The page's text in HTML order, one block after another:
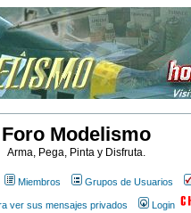
Foro Modelismo
Arma, Pega, Pinta y Disfruta.
Miembros Grupos de Usuarios
ver sus mensajes privados Login